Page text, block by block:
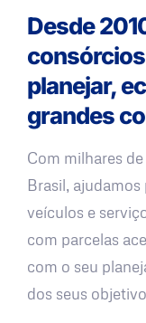
Desde
planejar,
grandes
Com milhares
Brasil,
veículos e
com parcelas
com o seu
dos seus